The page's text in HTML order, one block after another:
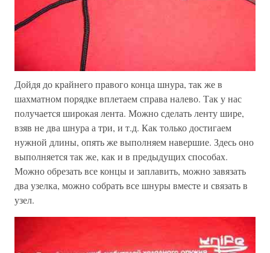
Дойдя до крайнего правого конца шнура, так же в
шахматном порядке вплетаем справа налево. Так у нас
получается широкая лента. Можно сделать ленту шире,
взяв не два шнура а три, и т.д. Как только достигаем
нужной длины, опять же выполняем навершие. Здесь оно
выполняется так же, как и в предыдущих способах.
Можно обрезать все концы и заплавить, можно завязать
два узелка, можно собрать все шнуры вместе и связать в
узел.